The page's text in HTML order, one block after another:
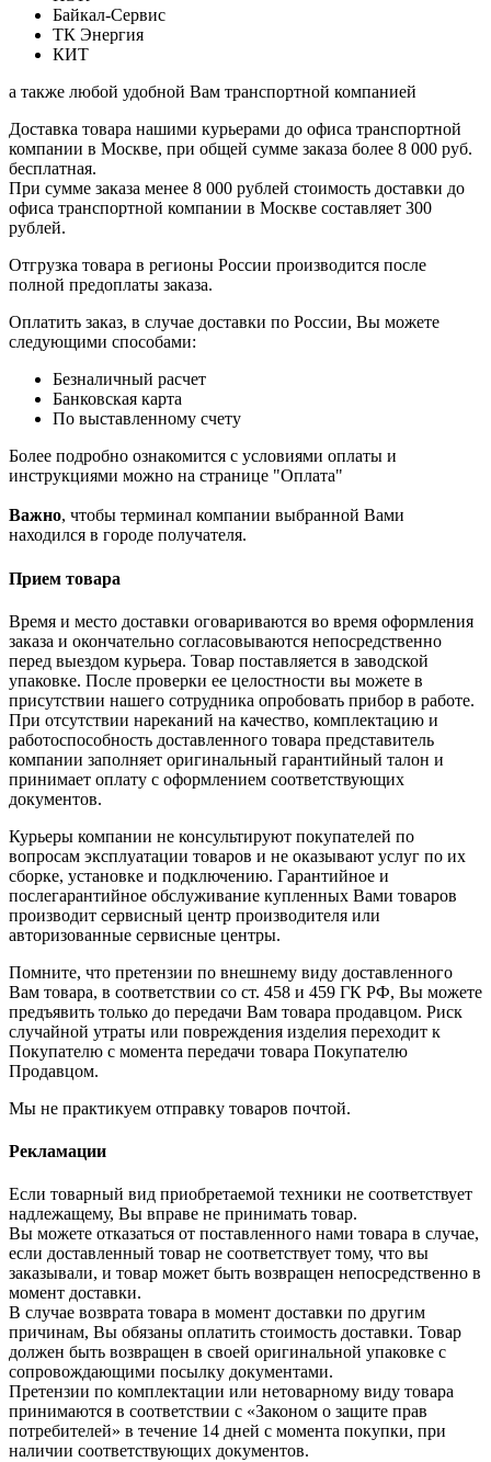
Байкал-Сервис
ТК Энергия
КИТ
а также любой удобной Вам транспортной компанией
Доставка товара нашими курьерами до офиса транспортной
компании в Москве, при общей сумме заказа более 8 000 руб.
бесплатная.
При сумме заказа менее 8 000 рублей стоимость доставки до
офиса транспортной компании в Москве составляет 300
рублей.
Отгрузка товара в регионы России производится после
полной предоплаты заказа.
Оплатить заказ, в случае доставки по России, Вы можете
следующими способами:
Безналичный расчет
Банковская карта
По выставленному счету
Более подробно ознакомится с условиями оплаты и
инструкциями можно на странице "Оплата"
Важно, чтобы терминал компании выбранной Вами
находился в городе получателя.
Прием товара
Время и место доставки оговариваются во время оформления
заказа и окончательно согласовываются непосредственно
перед выездом курьера. Товар поставляется в заводской
упаковке. После проверки ее целостности вы можете в
присутствии нашего сотрудника опробовать прибор в работе.
При отсутствии нареканий на качество, комплектацию и
работоспособность доставленного товара представитель
компании заполняет оригинальный гарантийный талон и
принимает оплату с оформлением соответствующих
документов.
Курьеры компании не консультируют покупателей по
вопросам эксплуатации товаров и не оказывают услуг по их
сборке, установке и подключению. Гарантийное и
послегарантийное обслуживание купленных Вами товаров
производит сервисный центр производителя или
авторизованные сервисные центры.
Помните, что претензии по внешнему виду доставленного
Вам товара, в соответствии со ст. 458 и 459 ГК РФ, Вы можете
предъявить только до передачи Вам товара продавцом. Риск
случайной утраты или повреждения изделия переходит к
Покупателю с момента передачи товара Покупателю
Продавцом.
Мы не практикуем отправку товаров почтой.
Рекламации
Если товарный вид приобретаемой техники не соответствует
надлежащему, Вы вправе не принимать товар.
Вы можете отказаться от поставленного нами товара в случае,
если доставленный товар не соответствует тому, что вы
заказывали, и товар может быть возвращен непосредственно в
момент доставки.
В случае возврата товара в момент доставки по другим
причинам, Вы обязаны оплатить стоимость доставки. Товар
должен быть возвращен в своей оригинальной упаковке с
сопровождающими посылку документами.
Претензии по комплектации или нетоварному виду товара
принимаются в соответствии с «Законом о защите прав
потребителей» в течение 14 дней с момента покупки, при
наличии соответствующих документов.